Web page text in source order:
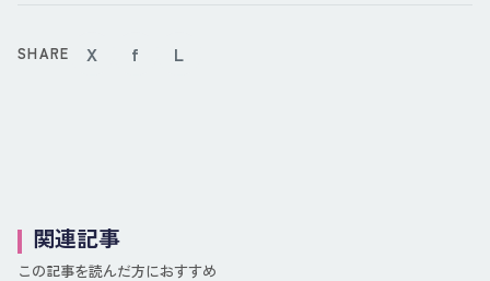
SHARE X f L
関連記事
この記事を読んだ方におすすめ